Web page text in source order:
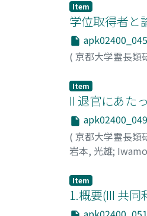
Item
学位取得者と
( 京都大学霊長類
Item
II 退官にあた
( 京都大学霊長類
岩本, 光雄;
Item
1.概要(III 共同